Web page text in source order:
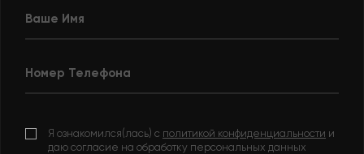
Я ознакомился(лась) с политикой конфиденциальности и
даю согласие на обработку персональных данных